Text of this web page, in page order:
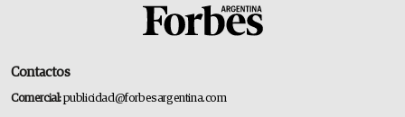
Contactos
Comercial:publicidad@forbesargentina.com